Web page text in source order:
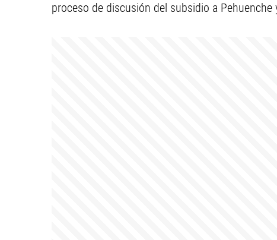
proceso de discusión del subsidio a